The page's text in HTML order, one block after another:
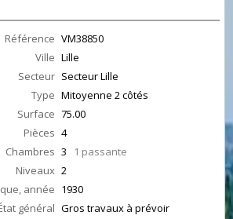
Référence VM38850
Ville Lille
Secteur Secteur Lille
Type Mitoyenne 2 côtés
Surface 75.00
Pièces 4
Chambres 3
1 passante
Niveaux 2
année 1930
général Gros travaux à prévoir